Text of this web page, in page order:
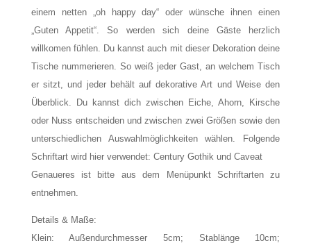
einem netten „oh happy day“ oder wünsche ihnen einen
„Guten Appetit“. So werden sich deine Gäste herzlich
willkomen fühlen. Du kannst auch mit dieser Dekoration deine
Tische nummerieren. So weiß jeder Gast, an welchem Tisch
er sitzt, und jeder behält auf dekorative Art und Weise den
Überblick. Du kannst dich zwischen Eiche, Ahorn, Kirsche
oder Nuss entscheiden und zwischen zwei Größen sowie den
unterschiedlichen Auswahlmöglichkeiten wählen. Folgende
Schriftart wird hier verwendet: Century Gothik und Caveat
Genaueres ist bitte aus dem Menüpunkt Schriftarten zu
entnehmen.
Details & Maße:
Klein: Außendurchmesser 5cm; Stablänge 10cm;